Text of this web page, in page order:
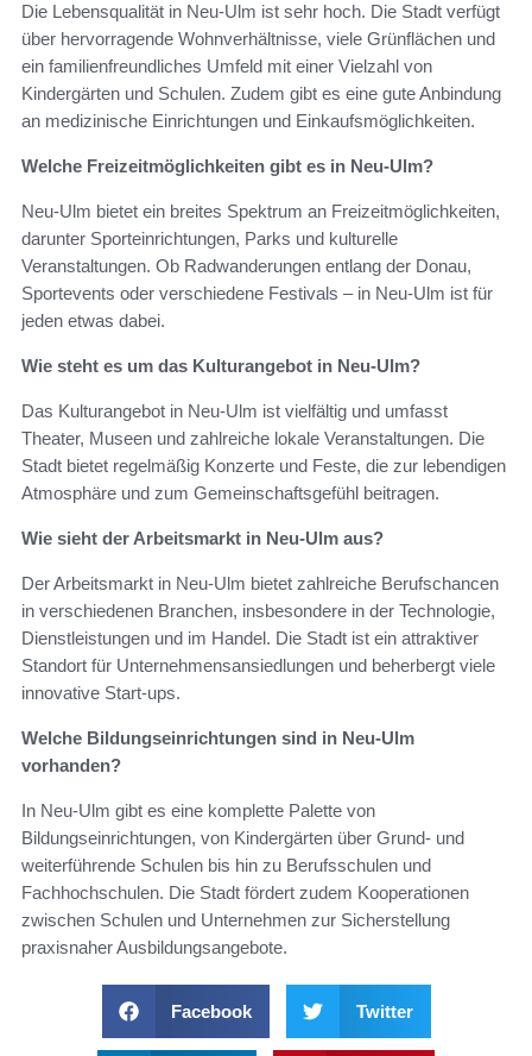
Die Lebensqualität in Neu-Ulm ist sehr hoch. Die Stadt verfügt
über hervorragende Wohnverhältnisse, viele Grünflächen und
ein familienfreundliches Umfeld mit einer Vielzahl von
Kindergärten und Schulen. Zudem gibt es eine gute Anbindung
an medizinische Einrichtungen und Einkaufsmöglichkeiten.
Welche Freizeitmöglichkeiten gibt es in Neu-Ulm?
Neu-Ulm bietet ein breites Spektrum an Freizeitmöglichkeiten,
darunter Sporteinrichtungen, Parks und kulturelle
Veranstaltungen. Ob Radwanderungen entlang der Donau,
Sportevents oder verschiedene Festivals – in Neu-Ulm ist für
jeden etwas dabei.
Wie steht es um das Kulturangebot in Neu-Ulm?
Das Kulturangebot in Neu-Ulm ist vielfältig und umfasst
Theater, Museen und zahlreiche lokale Veranstaltungen. Die
Stadt bietet regelmäßig Konzerte und Feste, die zur lebendigen
Atmosphäre und zum Gemeinschaftsgefühl beitragen.
Wie sieht der Arbeitsmarkt in Neu-Ulm aus?
Der Arbeitsmarkt in Neu-Ulm bietet zahlreiche Berufschancen
in verschiedenen Branchen, insbesondere in der Technologie,
Dienstleistungen und im Handel. Die Stadt ist ein attraktiver
Standort für Unternehmensansiedlungen und beherbergt viele
innovative Start-ups.
Welche Bildungseinrichtungen sind in Neu-Ulm
vorhanden?
In Neu-Ulm gibt es eine komplette Palette von
Bildungseinrichtungen, von Kindergärten über Grund- und
weiterführende Schulen bis hin zu Berufsschulen und
Fachhochschulen. Die Stadt fördert zudem Kooperationen
zwischen Schulen und Unternehmen zur Sicherstellung
praxisnaher Ausbildungsangebote.
Facebook Twitter